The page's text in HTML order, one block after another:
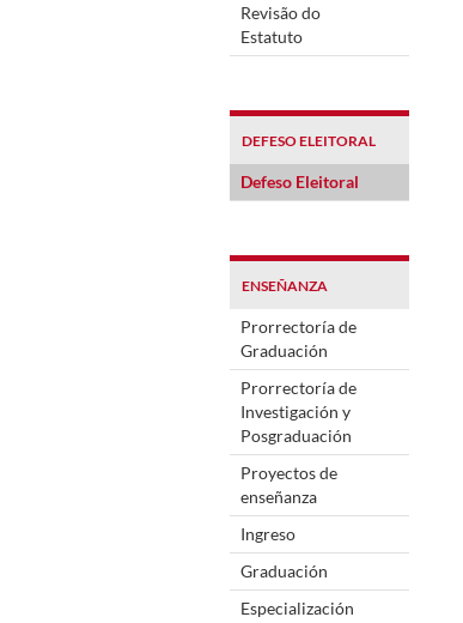
Revisão do
Estatuto
DEFESO ELEITORAL
Defeso Eleitoral
ENSEÑANZA
Prorrectoría de
Graduación
Prorrectoría de
Investigación y
Posgraduación
Proyectos de
enseñanza
Ingreso
Graduación
Especialización